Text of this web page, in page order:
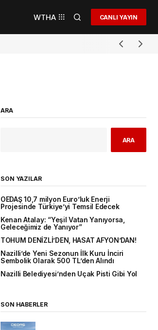
WTHA CANLI YAYIN
ARA
ARA
SON YAZILAR
OEDAŞ 10,7 milyon Euro’luk Enerji
Projesinde Türkiye’yi Temsil Edecek
Kenan Atalay: “Yeşil Vatan Yanıyorsa,
Geleceğimiz de Yanıyor”
TOHUM DENİZLİ’DEN, HASAT AFYON’DAN!
Nazilli’de Yeni Sezonun İlk Kuru İnciri
Sembolik Olarak 500 TL’den Alındı
Nazilli Belediyesi’nden Uçak Pisti Gibi Yol
SON HABERLER